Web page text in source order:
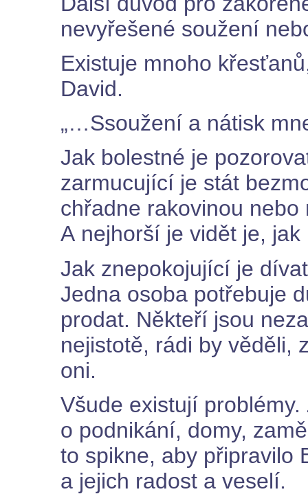
nevyřešené soužení
Existuje mnoho
David.
„…Ssoužení a nátisk
Jak bolestné je
zarmucující je stát
chřadne rakovinou
A nejhorší je vidět je,
Jak znepokojující je
Jedna osoba potřebuje
prodat. Někteří jsou
nejistotě, rádi by věděli,
oni.
Všude existují
o podnikání, domy,
to spikne, aby připravilo
a jejich radost a veselí.